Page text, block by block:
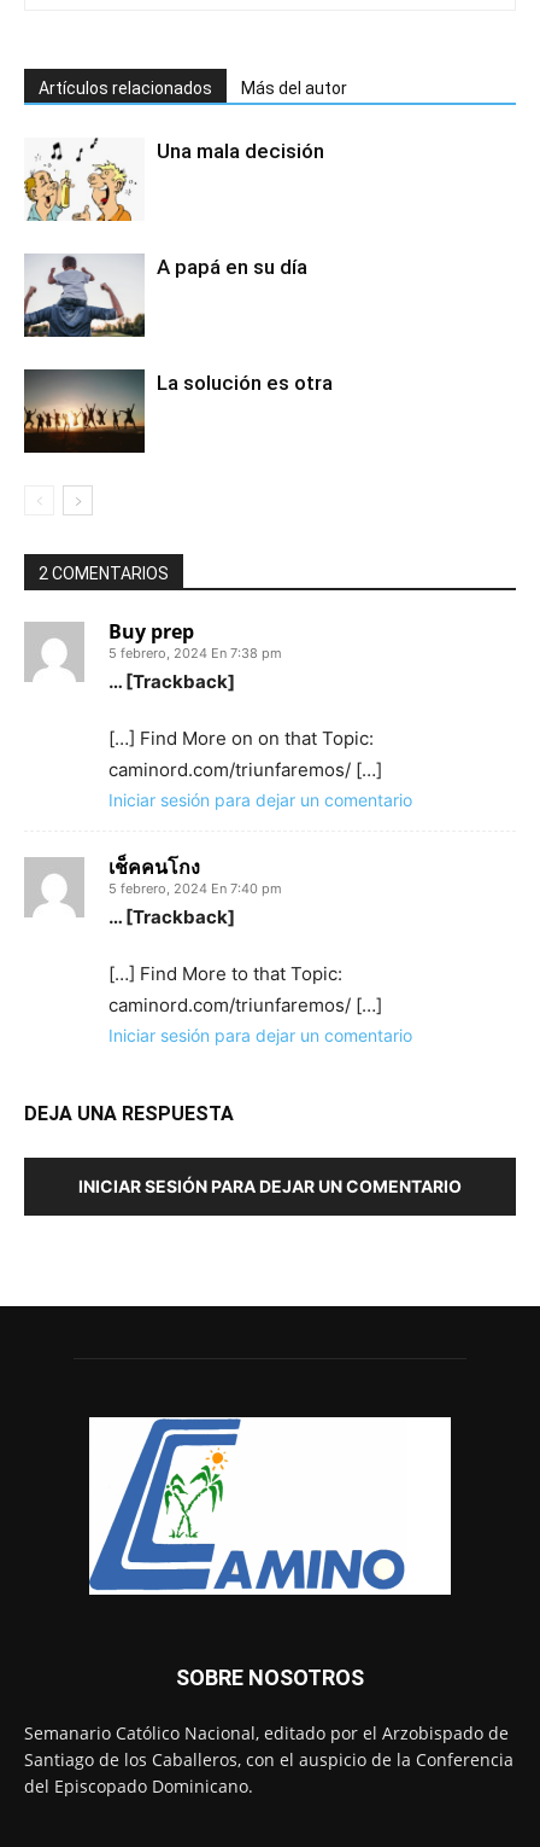
Artículos relacionados Más del autor
Una mala decisión
A papá en su día
La solución es otra
2 COMENTARIOS
Buy prep
5 febrero, 2024 En 7:38 pm
… [Trackback]
[…] Find More on on that Topic:
caminord.com/triunfaremos/ […]
Iniciar sesión para dejar un comentario
เช็คคนโกง
5 febrero, 2024 En 7:40 pm
… [Trackback]
[…] Find More to that Topic:
caminord.com/triunfaremos/ […]
Iniciar sesión para dejar un comentario
DEJA UNA RESPUESTA
INICIAR SESIÓN PARA DEJAR UN COMENTARIO
SOBRE NOSOTROS
Semanario Católico Nacional, editado por el Arzobispado de
Santiago de los Caballeros, con el auspicio de la Conferencia
del Episcopado Dominicano.